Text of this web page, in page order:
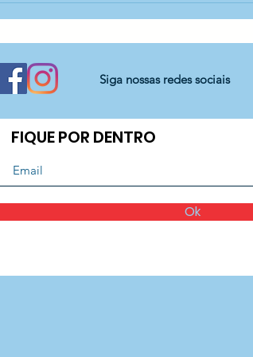
- CCA Madre Nazarena
Siga nossas redes sociais
FIQUE POR DENTRO
Ok